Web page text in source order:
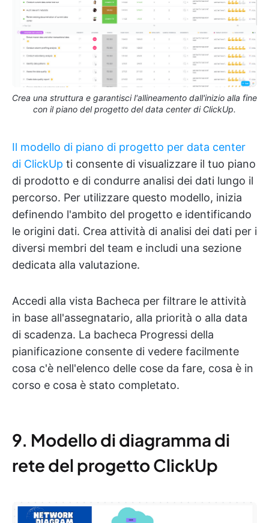
Crea una struttura e garantisci l'allineamento dall'inizio alla fine
con il piano del progetto del data center di ClickUp.
Il modello di piano di progetto per data center
di ClickUp ti consente di visualizzare il tuo piano
di prodotto e di condurre analisi dei dati lungo il
percorso. Per utilizzare questo modello, inizia
definendo l'ambito del progetto e identificando
le origini dati. Crea attività di analisi dei dati per i
diversi membri del team e includi una sezione
dedicata alla valutazione.
Accedi alla vista Bacheca per filtrare le attività
in base all'assegnatario, alla priorità o alla data
di scadenza. La bacheca Progressi della
pianificazione consente di vedere facilmente
cosa c'è nell'elenco delle cose da fare, cosa è in
corso e cosa è stato completato.
9. Modello di diagramma di
rete del progetto ClickUp